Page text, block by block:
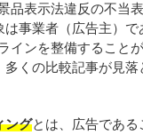
品表示法違反の不当
は事業者（広告主）で
インを整備すること
くの比較記事が見落
ングとは、広告である